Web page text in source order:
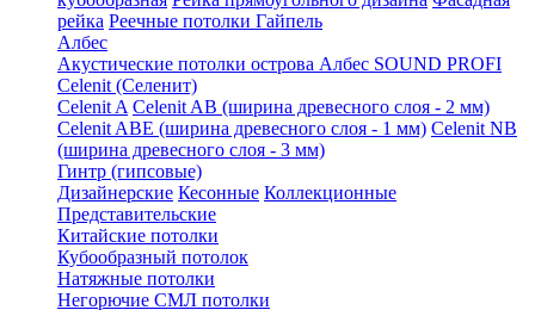
рейка Реечные потолки Гайпель
Албес
Акустические потолки острова Албес SOUND PROFI
Celenit (Селенит)
Celenit A Celenit AB (ширина древесного слоя - 2 мм)
Celenit ABE (ширина древесного слоя - 1 мм) Celenit NB
(ширина древесного слоя - 3 мм)
Гинтр (гипсовые)
Дизайнерские Кесонные Коллекционные
Представительские
Китайские потолки
Кубообразный потолок
Натяжные потолки
Негорючие СМЛ потолки